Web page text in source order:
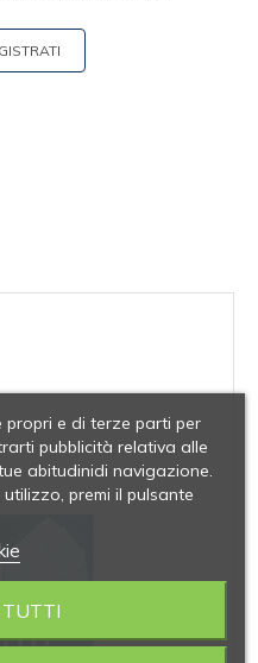
e di terze parti per
pubblicità relativa alle
abitudinidi navigazione.
premi il pulsante
TUTTI